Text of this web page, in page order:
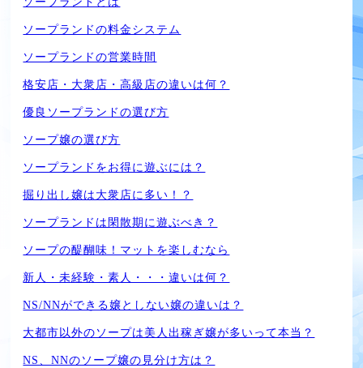
ソープランドの料金システム
ソープランドの営業時間
格安店・大衆店・高級店の違いは何？
優良ソープランドの選び方
ソープ嬢の選び方
ソープランドをお得に遊ぶには？
掘り出し嬢は大衆店に多い！？
ソープランドは閑散期に遊ぶべき？
ソープの醍醐味！マットを楽しむなら
新人・未経験・素人・・・違いは何？
NS/NNができる嬢としない嬢の違いは？
大都市以外のソープは美人出稼ぎ嬢が多いって本当？
NS、NNのソープ嬢の見分け方は？